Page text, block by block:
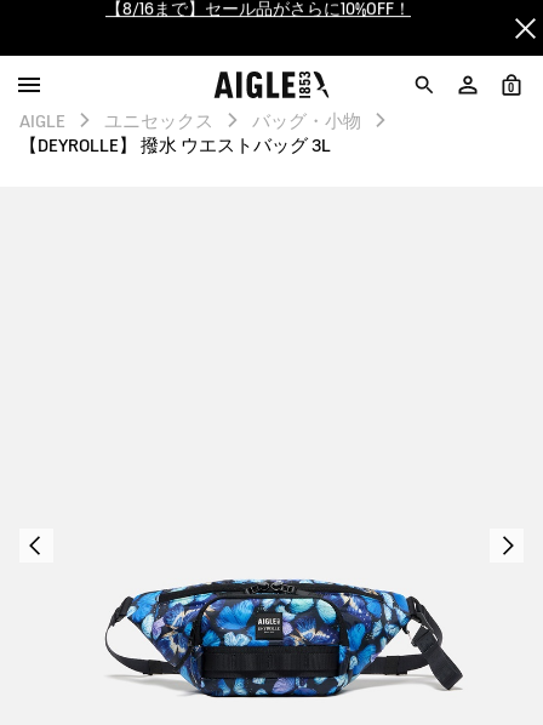
ログイン/会員登録で送料＆返品無料
AIGLE CLUB ポイントサービス終了のお知らせ
0
AIGLE ユニセックス
バッグ・小物
【DEYROLLE】 撥水 ウエストバッグ 3L